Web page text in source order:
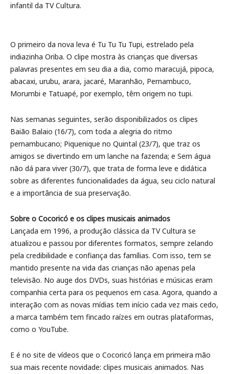
infantil da TV Cultura.
O primeiro da nova leva é Tu Tu Tu Tupi, estrelado pela
indiazinha Oriba. O clipe mostra às crianças que diversas
palavras presentes em seu dia a dia, como maracujá, pipoca,
abacaxi, urubu, arara, jacaré, Maranhão, Pernambuco,
Morumbi e Tatuapé, por exemplo, têm origem no tupi.
Nas semanas seguintes, serão disponibilizados os clipes
Baião Balaio (16/7), com toda a alegria do ritmo
pernambucano; Piquenique no Quintal (23/7), que traz os
amigos se divertindo em um lanche na fazenda; e Sem água
não dá para viver (30/7), que trata de forma leve e didática
sobre as diferentes funcionalidades da água, seu ciclo natural
e a importância de sua preservação.
Sobre o Cocoricó e os clipes musicais animados
Lançada em 1996, a produção clássica da TV Cultura se
atualizou e passou por diferentes formatos, sempre zelando
pela credibilidade e confiança das famílias. Com isso, tem se
mantido presente na vida das crianças não apenas pela
televisão. No auge dos DVDs, suas histórias e músicas eram
companhia certa para os pequenos em casa. Agora, quando a
interação com as novas mídias tem início cada vez mais cedo,
a marca também tem fincado raízes em outras plataformas,
como o YouTube.
E é no site de vídeos que o Cocoricó lança em primeira mão
sua mais recente novidade: clipes musicais animados. Nas